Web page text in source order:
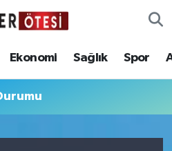
Ekonomi Sağlık Spor